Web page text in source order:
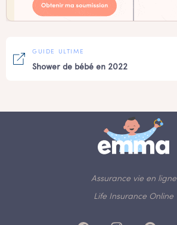
GUIDE ULTIME
Shower de bébé en 2022
Assurance vie en ligne
Life Insurance Online